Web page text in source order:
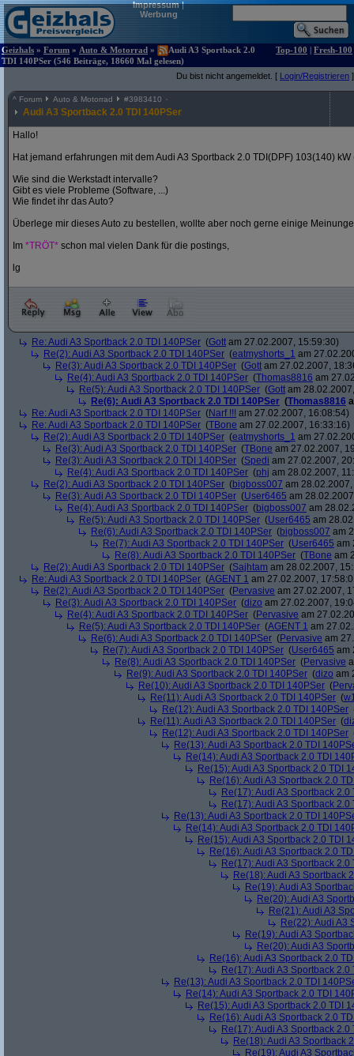
Impressum|
Werbung
Geizhals » Forum » Auto & Motorrad »
Audi A3 Sportback 2.0
TDI 140PSer (546 Beiträge, 18660 Mal gelesen)
Top-100 | Fresh-100
Du bist nicht angemeldet. [ Login/Registrieren ]
^ Forum Auto & Motorrad #3983410
Audi A3 Sportback 2.0 TDI 140PSer
Hallo!
Hat jemand erfahrungen mit dem Audi A3 Sportback 2.0 TDI(DPF) 103(140)
Wie sind die Werkstadt intervalle?
Gibt es viele Probleme (Software, ...)
Wie findet ihr das Auto?
Überlege mir dieses Auto zu bestellen, wollte aber noch gerne einige
Im *TRÖT* schon mal vielen Dank für die postings,
lg
Re: Audi A3 Sportback 2.0 TDI 140PSer (Gott am 27.02.2007, 15:59:30)
Re(2): Audi A3 Sportback 2.0 TDI 140PSer (eatmyshorts_1 am
Re(3): Audi A3 Sportback 2.0 TDI 140PSer (Gott am 27.02.2007,
Re(4): Audi A3 Sportback 2.0 TDI 140PSer (Thomas8816 am
Re(5): Audi A3 Sportback 2.0 TDI 140PSer (Gott am
Re(6): Audi A3 Sportback 2.0 TDI 140PSer (Thomas8816
Re: Audi A3 Sportback 2.0 TDI 140PSer (Narf !!! am 27.02.2007, 16:08:54)
Re: Audi A3 Sportback 2.0 TDI 140PSer (TBone am 27.02.2007, 16:33:16)
Re(2): Audi A3 Sportback 2.0 TDI 140PSer (eatmyshorts_1 am
Re(3): Audi A3 Sportback 2.0 TDI 140PSer (TBone am 27.02.2007,
Re(3): Audi A3 Sportback 2.0 TDI 140PSer (Spedi am 27.02.2007,
Re(4): Audi A3 Sportback 2.0 TDI 140PSer (phj am 28.02.2007,
Re(2): Audi A3 Sportback 2.0 TDI 140PSer (bigboss007 am
Re(3): Audi A3 Sportback 2.0 TDI 140PSer (User6465 am
Re(4): Audi A3 Sportback 2.0 TDI 140PSer (bigboss007 am
Re(5): Audi A3 Sportback 2.0 TDI 140PSer (User6465 am
Re(6): Audi A3 Sportback 2.0 TDI 140PSer (bigboss007 am
Re(7): Audi A3 Sportback 2.0 TDI 140PSer (User6465 am
Re(8): Audi A3 Sportback 2.0 TDI 140PSer (TBone am
Re(2): Audi A3 Sportback 2.0 TDI 140PSer (Sajhtam am 28.02.2007,
Re: Audi A3 Sportback 2.0 TDI 140PSer (AGENT 1 am 27.02.2007,
Re(2): Audi A3 Sportback 2.0 TDI 140PSer (Pervasive am 27.02.2007,
Re(3): Audi A3 Sportback 2.0 TDI 140PSer (dizo am 27.02.2007,
Re(4): Audi A3 Sportback 2.0 TDI 140PSer (Pervasive am
Re(5): Audi A3 Sportback 2.0 TDI 140PSer (AGENT 1 am
Re(6): Audi A3 Sportback 2.0 TDI 140PSer (Pervasive am
Re(7): Audi A3 Sportback 2.0 TDI 140PSer (User6465 am
Re(8): Audi A3 Sportback 2.0 TDI 140PSer (Pervasive
Re(9): Audi A3 Sportback 2.0 TDI 140PSer (dizo am
Re(10): Audi A3 Sportback 2.0 TDI 140PSer (
Re(11): Audi A3 Sportback 2.0 TDI 140PSer (
Re(12): Audi A3 Sportback 2.0 TDI 140PSer
Re(11): Audi A3 Sportback 2.0 TDI 140PSer (
Re(12): Audi A3 Sportback 2.0 TDI 140PSer
Re(13): Audi A3 Sportback 2.0 TDI
Re(14): Audi A3 Sportback 2.0 TDI
Re(15): Audi A3 Sportback 2.0 TDI
Re(16): Audi A3 Sportback 2.0
Re(17): Audi A3 Sportback 2.0
Re(17): Audi A3 Sportback 2.0
Re(13): Audi A3 Sportback 2.0 TDI
Re(14): Audi A3 Sportback 2.0 TDI
Re(15): Audi A3 Sportback 2.0 TDI
Re(16): Audi A3 Sportback 2.0
Re(17): Audi A3 Sportback 2.0
Re(18): Audi A3 Sportback
Re(19): Audi A3
Re(20): Audi A3
Re(21): Audi A3
Re(22): Audi A3
Re(19): Audi A3
Re(20): Audi A3
Re(16): Audi A3 Sportback 2.0
Re(17): Audi A3 Sportback 2.0
Re(13): Audi A3 Sportback 2.0 TDI
Re(14): Audi A3 Sportback 2.0 TDI
Re(15): Audi A3 Sportback 2.0 TDI
Re(16): Audi A3 Sportback 2.0
Re(17): Audi A3 Sportback 2.0
Re(18): Audi A3 Sportback
Re(19): Audi A3